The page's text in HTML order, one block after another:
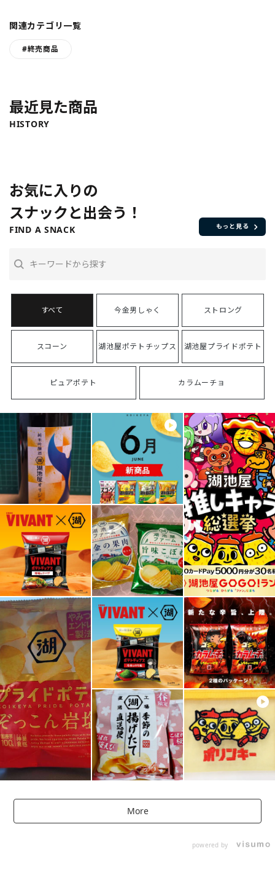
関連カテゴリ一覧
#終売商品
最近見た商品
HISTORY
お気に入りの
スナックと出会う！
FIND A SNACK もっと見る
今金男しゃく ストロング
スコーン 湖池屋ポテトチップス 湖池屋プライドポテト
ピュアポテト カラムーチョ
More
powered by